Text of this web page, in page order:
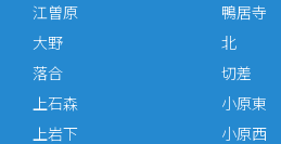
江曽原
大野
落合
上石森
上岩下
鴨居寺
北
切差
小原東
小原西